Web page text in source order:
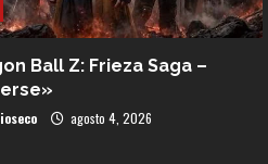
Ball Z: Frieza Saga –
agosto 4, 2026